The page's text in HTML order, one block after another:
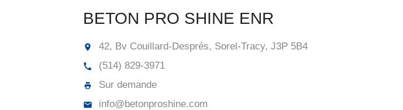
BETON PRO SHINE ENR
42, Bv Couillard-Després, Sorel-Tracy, J3P 5B4
(514) 829-3971
Sur demande
info@betonproshine.com